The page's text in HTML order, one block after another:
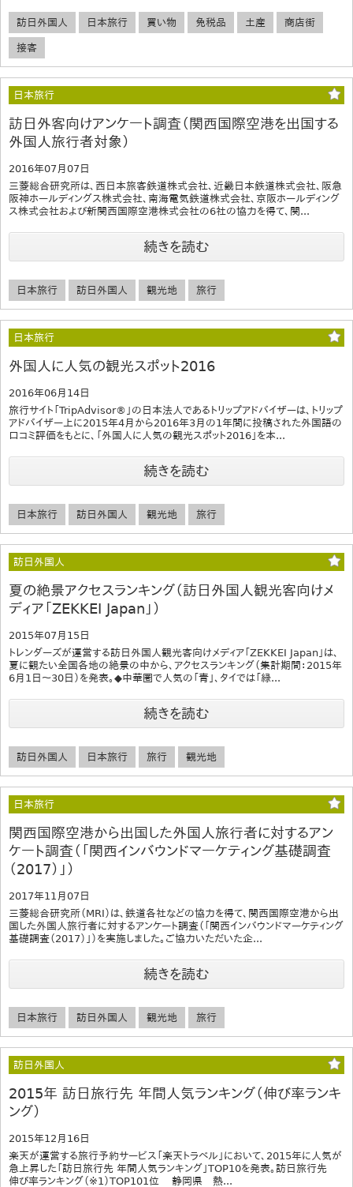
訪日外国人 日本旅行 買い物 免税品 土産 商店街
接客
日本旅行
訪日外客向けアンケート調査（関西国際空港を出国する
外国人旅行者対象）
2016年07月07日
三菱総合研究所は、西日本旅客鉄道株式会社、近畿日本鉄道株式会社、阪急
阪神ホールディングス株式会社、南海電気鉄道株式会社、京阪ホールディング
ス株式会社および新関西国際空港株式会社の6社の協力を得て、関...
続きを読む
日本旅行 訪日外国人 観光地 旅行
日本旅行
外国人に人気の観光スポット2016
2016年06月14日
旅行サイト「TripAdvisor®」の日本法人であるトリップアドバイザーは、トリップ
アドバイザー上に2015年4月から2016年3月の1年間に投稿された外国語の
口コミ評価をもとに、「外国人に人気の観光スポット2016」を本...
続きを読む
日本旅行 訪日外国人 観光地 旅行
訪日外国人
夏の絶景アクセスランキング（訪日外国人観光客向けメ
ディア「ZEKKEI Japan」）
2015年07月15日
トレンダーズが運営する訪日外国人観光客向けメディア「ZEKKEI Japan」は、
夏に観たい全国各地の絶景の中から、アクセスランキング（集計期間：2015年
6月1日～30日）を発表。◆中華圏で人気の「青」、タイでは「緑...
続きを読む
訪日外国人 日本旅行 旅行 観光地
日本旅行
関西国際空港から出国した外国人旅行者に対するアン
ケート調査（「関西インバウンドマーケティング基礎調査
（2017）」）
2017年11月07日
三菱総合研究所（MRI）は、鉄道各社などの協力を得て、関西国際空港から出
国した外国人旅行者に対するアンケート調査（「関西インバウンドマーケティング
基礎調査（2017）」）を実施しました。ご協力いただいた企...
続きを読む
日本旅行 訪日外国人 観光地 旅行
訪日外国人
2015年 訪日旅行先 年間人気ランキング（伸び率ランキ
ング）
2015年12月16日
楽天が運営する旅行予約サービス「楽天トラベル」において、2015年に人気が
急上昇した「訪日旅行先 年間人気ランキング」TOP10を発表。訪日旅行先
伸び率ランキング（※1）TOP101位 静岡県 熱...